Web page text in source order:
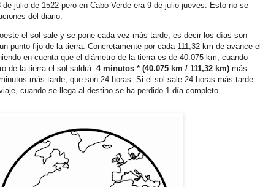
julio de 1522 pero en Cabo Verde era 9 de julio jueves. Esto no se
del diario.
el sol sale y se pone cada vez más tarde, es decir los días son
punto fijo de la tierra. Concretamente por cada 111,32 km de avance el
en cuenta que el diámetro de la tierra es de 40.075 km, cuando
de la tierra el sol saldrá: 4 minutos * (40.075 km / 111,32 km) más
más tarde, que son 24 horas. Si el sol sale 24 horas más tarde
cuando se llega al destino se ha perdido 1 día completo.